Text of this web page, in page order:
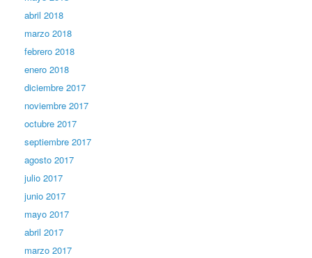
abril 2018
marzo 2018
febrero 2018
enero 2018
diciembre 2017
noviembre 2017
octubre 2017
septiembre 2017
agosto 2017
julio 2017
junio 2017
mayo 2017
abril 2017
marzo 2017